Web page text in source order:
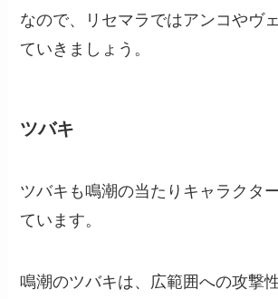
なので、リセマラではアンコやヴ
ていきましょう。
ツバキ
ツバキも鳴潮の当たりキャラクタ
ています。
鳴潮のツバキは、広範囲への攻撃